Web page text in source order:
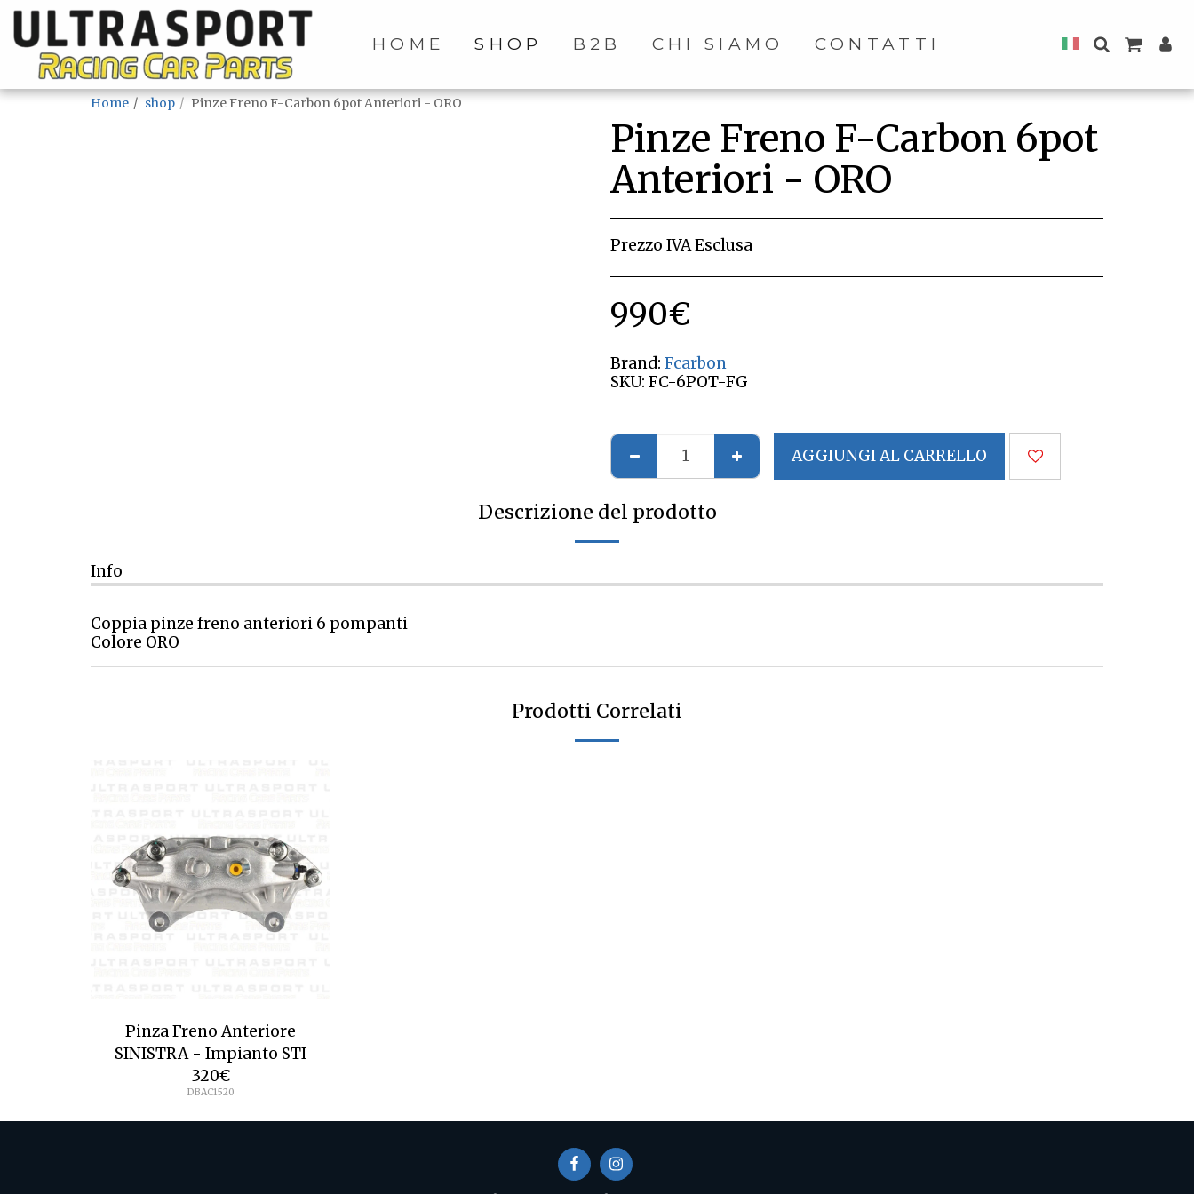
HOME SHOP B2B CHI SIAMO CONTATTI
Home shop Pinze Freno F-Carbon 6pot Anteriori - ORO
Pinze Freno F-Carbon 6pot
Anteriori - ORO
Prezzo IVA Esclusa
990€
Brand: Fcarbon
SKU: FC-6POT-FG
AGGIUNGI AL CARRELLO
Descrizione del prodotto
Info
Coppia pinze freno anteriori 6 pompanti
Colore ORO
Prodotti Correlati
Pinza Freno Anteriore
SINISTRA - Impianto STI
320€
DBAC1520